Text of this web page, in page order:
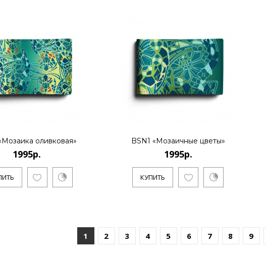
Evgeniya Naumova - молодой российский
Основноенаправление - созд..
КУПИТЬ
оливковая»
1995р.
BSN1 «Мозаичные цветы»
1995р.
КУПИТЬ
1 2 3 4 5 6 7 8 9